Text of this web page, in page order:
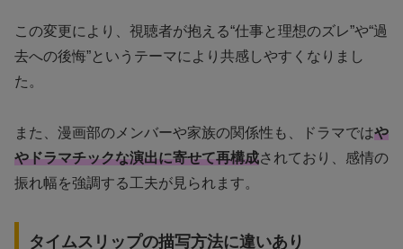
この変更により、視聴者が抱える“仕事と理想のズレ”や“過
去への後悔”というテーマにより共感しやすくなりまし
た。
また、漫画部のメンバーや家族の関係性も、ドラマではや
やドラマチックな演出に寄せて再構成されており、感情の
振れ幅を強調する工夫が見られます。
タイムスリップの描写方法に違いあり